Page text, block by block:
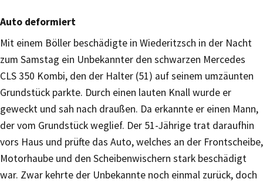
Auto deformiert
Mit einem Böller beschädigte in Wiederitzsch in der Nacht
zum Samstag ein Unbekannter den schwarzen Mercedes
CLS 350 Kombi, den der Halter (51) auf seinem umzäunten
Grundstück parkte. Durch einen lauten Knall wurde er
geweckt und sah nach draußen. Da erkannte er einen Mann,
der vom Grundstück weglief. Der 51-Jährige trat daraufhin
vors Haus und prüfte das Auto, welches an der Frontscheibe,
Motorhaube und den Scheibenwischern stark beschädigt
war. Zwar kehrte der Unbekannte noch einmal zurück, doch